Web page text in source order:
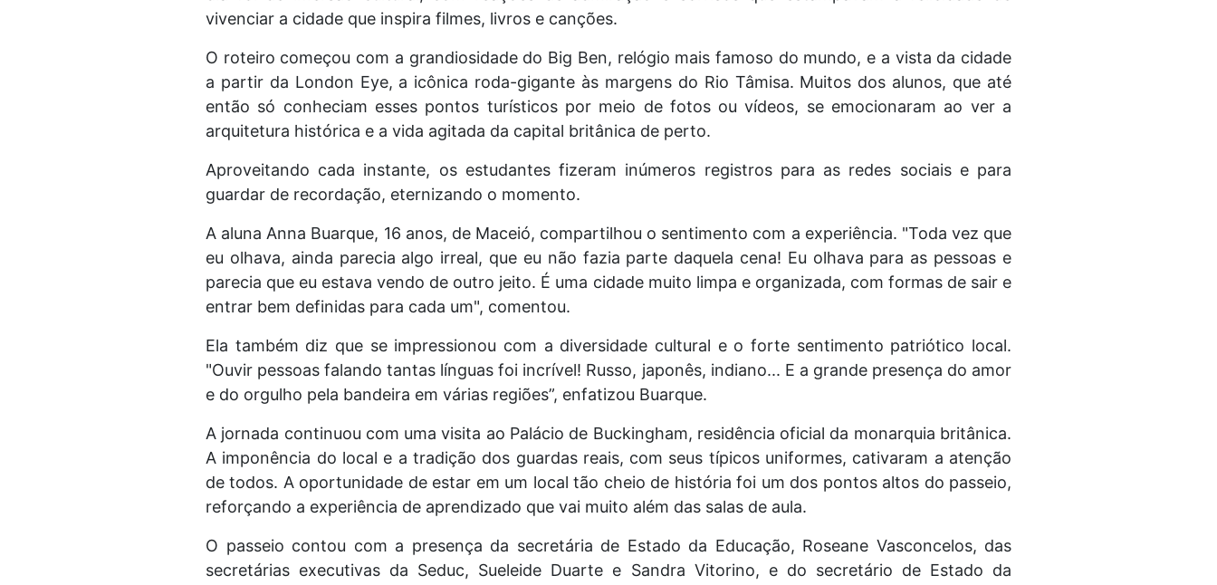
vivenciar a cidade que inspira filmes, livros e canções.
O roteiro começou com a grandiosidade do Big Ben, relógio mais famoso do mundo, e a vista da cidade
a partir da London Eye, a icônica roda-gigante às margens do Rio Tâmisa. Muitos dos alunos, que até
então só conheciam esses pontos turísticos por meio de fotos ou vídeos, se emocionaram ao ver a
arquitetura histórica e a vida agitada da capital britânica de perto.
Aproveitando cada instante, os estudantes fizeram inúmeros registros para as redes sociais e para
guardar de recordação, eternizando o momento.
A aluna Anna Buarque, 16 anos, de Maceió, compartilhou o sentimento com a experiência. "Toda vez que
eu olhava, ainda parecia algo irreal, que eu não fazia parte daquela cena! Eu olhava para as pessoas e
parecia que eu estava vendo de outro jeito. É uma cidade muito limpa e organizada, com formas de sair e
entrar bem definidas para cada um", comentou.
Ela também diz que se impressionou com a diversidade cultural e o forte sentimento patriótico local.
"Ouvir pessoas falando tantas línguas foi incrível! Russo, japonês, indiano... E a grande presença do amor
e do orgulho pela bandeira em várias regiões”, enfatizou Buarque.
A jornada continuou com uma visita ao Palácio de Buckingham, residência oficial da monarquia britânica.
A imponência do local e a tradição dos guardas reais, com seus típicos uniformes, cativaram a atenção
de todos. A oportunidade de estar em um local tão cheio de história foi um dos pontos altos do passeio,
reforçando a experiência de aprendizado que vai muito além das salas de aula.
O passeio contou com a presença da secretária de Estado da Educação, Roseane Vasconcelos, das
secretárias executivas da Seduc, Sueleide Duarte e Sandra Vitorino, e do secretário de Estado da